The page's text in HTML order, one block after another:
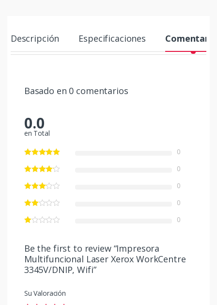
Descripción Especificaciones
Basado en 0 comentarios
0.0
en Total
0
0
0
0
0
Be the first to review “Impresora
Multifuncional Laser Xerox WorkCentre
3345V/DNIP, Wifi”
Su Valoración